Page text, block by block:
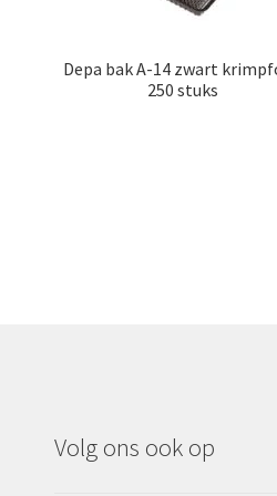
Depa bak A-14 zwart
250 stuks
Volg ons ook op